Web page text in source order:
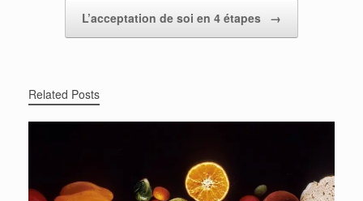
L’acceptation de soi en 4 étapes →
Related Posts